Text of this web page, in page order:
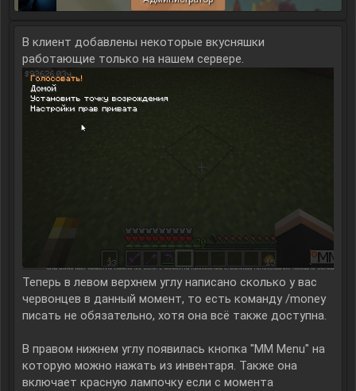
В клиент добавлены некоторые вкусняшки
работающие только на нашем сервере.
Теперь в левом верхнем углу написано сколько у вас
червонцев в данный момент, то есть команду /money
писать не обязательно, хотя она всё также доступна.
В правом нижнем углу появилась кнопка "MM Menu" на
которую можно нажать из инвентаря. Также она
включает красную лампочку если с момента